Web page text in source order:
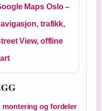
Maps Oslo –
trafikk,
View, offline
montering og fordeler